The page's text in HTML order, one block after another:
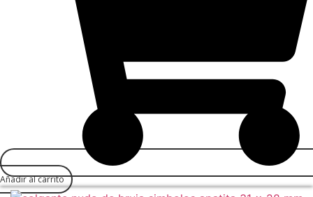
Añadir al carrito